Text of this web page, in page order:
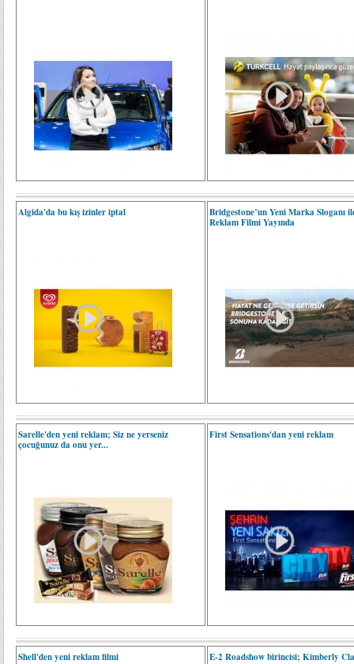
Algida'da bu kış izinler iptal
Bridgestone’un Yeni Marka Sloganı
Reklam Filmi Yayında
Sarelle'den yeni reklam; Siz ne yerseniz
çocuğunuz da onu yer...
First Sensations'dan yeni reklam
Shell'den yeni reklam filmi E-2 Roadshow birincisi; Kimberly